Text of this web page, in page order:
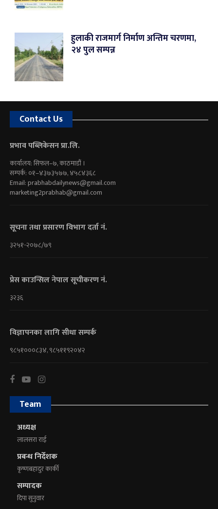
हुलाकी राजमार्ग निर्माण अन्तिम चरणमा,
२४ पुल सम्पन्न
Contact Us
प्रभाव पब्लिकेसन प्रा.लि.
कार्यालय: सिफल–७, काठमाडौं ।
सम्पर्क: ०१–४३७३५७७, ४५८४३६८
Email:prabhabdailynews@gmail.com
marketing2prabhab@gmail.com
सूचना तथा प्रसारण विभाग दर्ता नं.
३२५१-२०७८/७९
प्रेस काउन्सिल नेपाल सूचीकरण नं.
३२३६
विज्ञापनका लागि सीधा सम्पर्क
९८५१०००८३४, ९८५११९२०४२
Team
अध्यक्ष
लालसरा राई
प्रबन्ध निर्देशक
कृष्णबहादुर कार्की
सम्पादक
दिपा सुनुवार